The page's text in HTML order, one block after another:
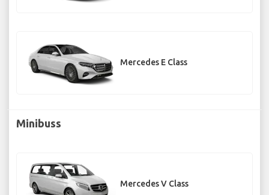
Mercedes E Class
Minibuss
Mercedes V Class